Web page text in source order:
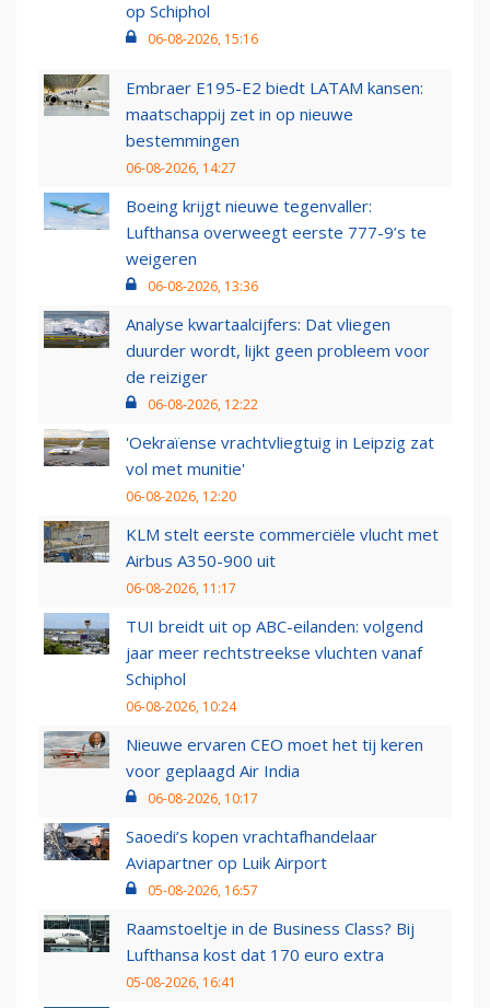
op Schiphol
06-08-2026, 15:16
Embraer E195-E2 biedt LATAM kansen:
maatschappij zet in op nieuwe
bestemmingen
06-08-2026, 14:27
Boeing krijgt nieuwe tegenvaller:
Lufthansa overweegt eerste 777-9’s te
weigeren
06-08-2026, 13:36
Analyse kwartaalcijfers: Dat vliegen
duurder wordt, lijkt geen probleem voor
de reiziger
06-08-2026, 12:22
'Oekraïense vrachtvliegtuig in Leipzig zat
vol met munitie'
06-08-2026, 12:20
KLM stelt eerste commerciële vlucht met
Airbus A350-900 uit
06-08-2026, 11:17
TUI breidt uit op ABC-eilanden: volgend
jaar meer rechtstreekse vluchten vanaf
Schiphol
06-08-2026, 10:24
Nieuwe ervaren CEO moet het tij keren
voor geplaagd Air India
06-08-2026, 10:17
Saoedi’s kopen vrachtafhandelaar
Aviapartner op Luik Airport
05-08-2026, 16:57
Raamstoeltje in de Business Class? Bij
Lufthansa kost dat 170 euro extra
05-08-2026, 16:41